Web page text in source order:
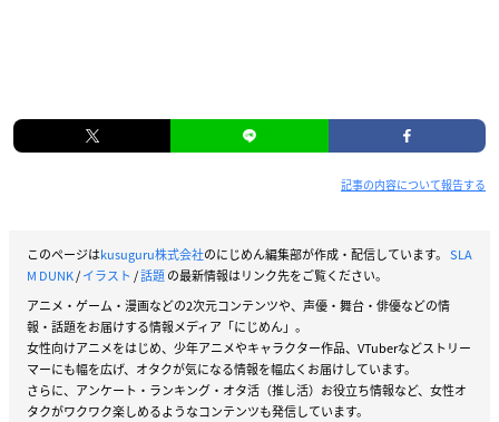
記事の内容について報告する
このページはkusuguru株式会社のにじめん編集部が作成・配信しています。 SLA
M DUNK/イラスト /話題の最新情報はリンク先をご覧ください。
アニメ・ゲーム・漫画などの2次元コンテンツや、声優・舞台・俳優などの情
報・話題をお届けする情報メディア「にじめん」。
女性向けアニメをはじめ、少年アニメやキャラクター作品、VTuberなどストリー
マーにも幅を広げ、オタクが気になる情報を幅広くお届けしています。
さらに、アンケート・ランキング・オタ活（推し活）お役立ち情報など、女性オ
タクがワクワク楽しめるようなコンテンツも発信しています。